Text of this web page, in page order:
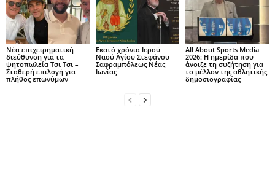
Νέα επιχειρηματική
διεύθυνση για τα
ψητοπωλεία Τσι Τσι –
Σταθερή επιλογή για
πλήθος επωνύμων
Εκατό χρόνια Ιερού
Ναού Αγίου Στεφάνου
Σαφραμπόλεως Νέας
Ιωνίας
All About Sports Media
2026: Η ημερίδα που
άνοιξε τη συζήτηση για
το μέλλον της αθλητικής
δημοσιογραφίας